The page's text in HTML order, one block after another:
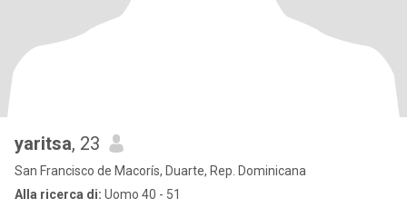
yaritsa, 23
San Francisco de Macorís, Duarte, Rep. Dominicana
Alla ricerca di: Uomo 40 - 51